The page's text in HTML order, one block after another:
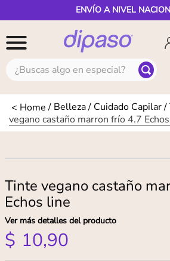
ENVÍO A NIVEL
¿Buscas algo en especial?
Belleza Cuidado Capilar
vegano castaño marron frío 4.7
Tinte vegano castaño
Echos line
Ver más detalles del producto
$ 10,90